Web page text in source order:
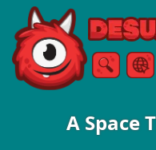
Free Online
Ricerca
A Space